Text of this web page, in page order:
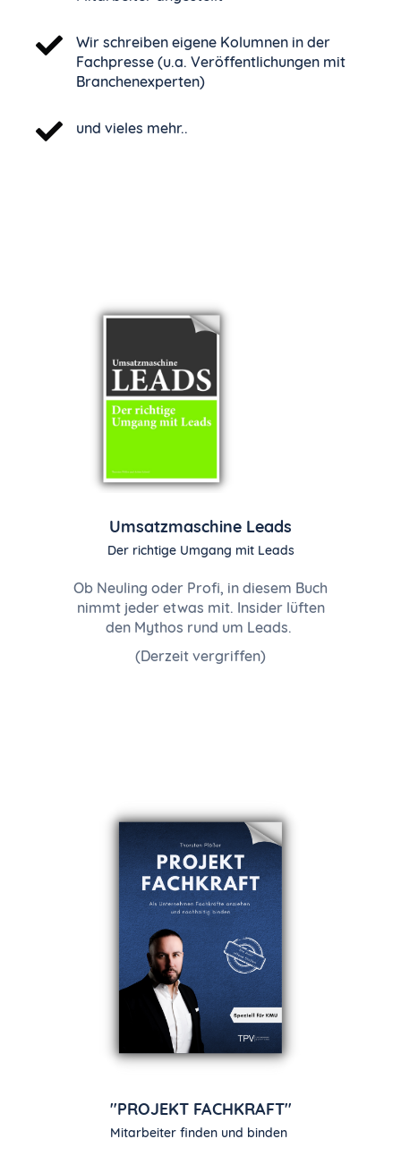
Wir schreiben eigene Kolumnen in der
Fachpresse (u.a. Veröffentlichungen mit
Branchenexperten)
und vieles mehr..
Umsatzmaschine Leads
Der richtige Umgang mit Leads
Ob Neuling oder Profi, in diesem Buch
nimmt jeder etwas mit. Insider lüften
den Mythos rund um Leads.
(Derzeit vergriffen)
"PROJEKT FACHKRAFT"
Mitarbeiter finden und binden